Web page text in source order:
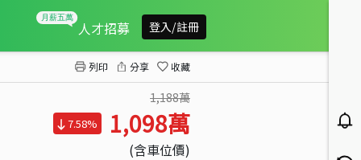
人才招募 登入/註冊
列印 分享 收藏
1,188萬
7.58% 1,098萬
(含車位價)